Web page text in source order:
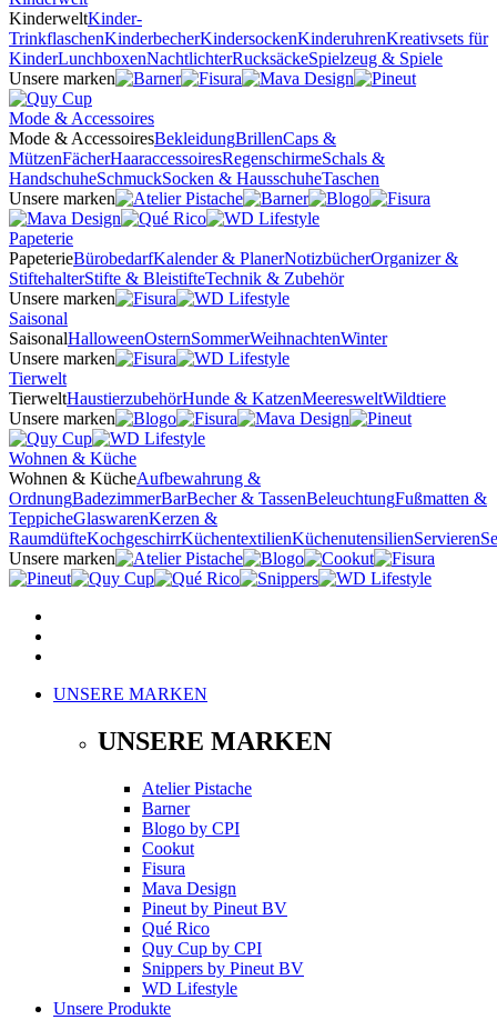
KinderweltKinder-
TrinkflaschenKinderbecherKindersockenKinderuhrenKreativsets für
KinderLunchboxenNachtlichterRucksäckeSpielzeug & Spiele
Unsere marken
Mode & Accessoires
Mode & AccessoiresBekleidungBrillenCaps &
MützenFächerHaaraccessoiresRegenschirmeSchals &
HandschuheSchmuckSocken & HausschuheTaschen
Unsere marken
Papeterie
PapeterieBürobedarfKalender & PlanerNotizbücherOrganizer &
StiftehalterStifte & BleistifteTechnik & Zubehör
Unsere marken
Saisonal
SaisonalHalloweenOsternSommerWeihnachtenWinter
Unsere marken
Tierwelt
TierweltHaustierzubehörHunde & KatzenMeeresweltWildtiere
Unsere marken
Wohnen & Küche
Wohnen & KücheAufbewahrung &
OrdnungBadezimmerBarBecher & TassenBeleuchtungFußmatten &
TeppicheGlaswarenKerzen &
RaumdüfteKochgeschirrKüchentextilienKüchenutensilienServieren
Unsere marken
UNSERE MARKEN
UNSERE MARKEN
Atelier Pistache
Barner
Blogo by CPI
Cookut
Fisura
Mava Design
Pineut by Pineut BV
Qué Rico
Quy Cup by CPI
Snippers by Pineut BV
WD Lifestyle
Unsere Produkte